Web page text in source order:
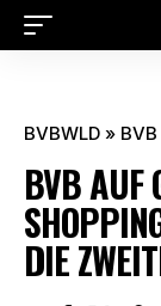
BVBWLD »
BVB AUF
IE